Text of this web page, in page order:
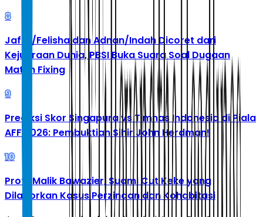
8
Jafar/Felisha dan Adnan/Indah Dicoret dari
Kejuaraan Dunia, PBSI Buka Suara Soal Dugaan
Match Fixing
9
Prediksi Skor Singapura vs Timnas Indonesia di Piala
AFF 2026: Pembuktian Sihir John Herdman!
10
Profil Malik Bawazier, Suami Cut Keke yang
Dilaporkan Kasus Perzinaan dan Kohabitasi